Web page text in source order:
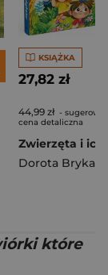
KSIĄŻKA
27,82 zł
44,99 zł -
cena detaliczna
Dorota Brykała
które